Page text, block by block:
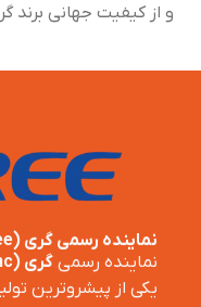
و از کیفیت جهانی برند
نماینده رسمی گری (Gree)
نماینده رسمی گری (Gree Electric Appliances Inc)
یکی از پیشروترین